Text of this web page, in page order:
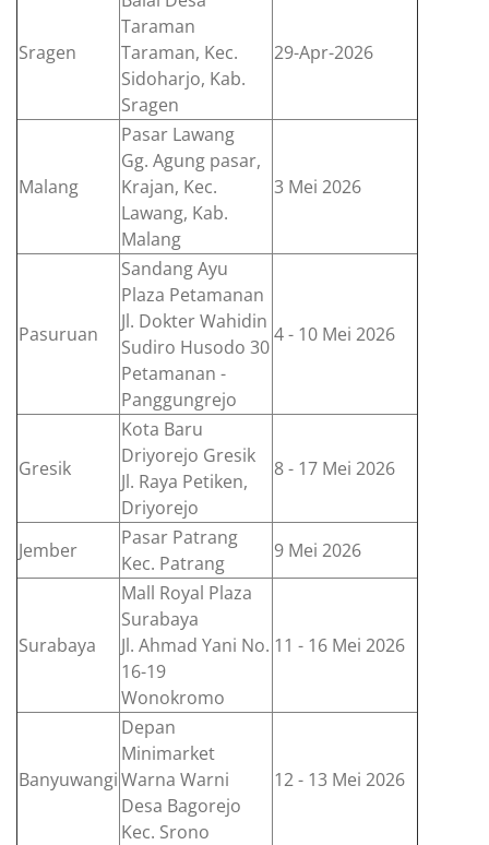
Sragen
Taraman
Taraman, Kec.
Sidoharjo, Kab.
Sragen
29-Apr-2026
Malang
Pasar Lawang
Gg. Agung pasar,
Krajan, Kec.
Lawang, Kab.
Malang
3 Mei 2026
Pasuruan
Sandang Ayu
Plaza Petamanan
Jl. Dokter Wahidin
Sudiro Husodo 30
Petamanan -
Panggungrejo
4 - 10 Mei 2026
Gresik
Kota Baru
Driyorejo Gresik
Jl. Raya Petiken,
Driyorejo
8 - 17 Mei 2026
Jember
Pasar Patrang
Kec. Patrang
9 Mei 2026
Surabaya
Mall Royal Plaza
Surabaya
Jl. Ahmad Yani No.
16-19
Wonokromo
11 - 16 Mei 2026
Banyuwangi
Depan
Minimarket
Warna Warni
Desa Bagorejo
Kec. Srono
12 - 13 Mei 2026